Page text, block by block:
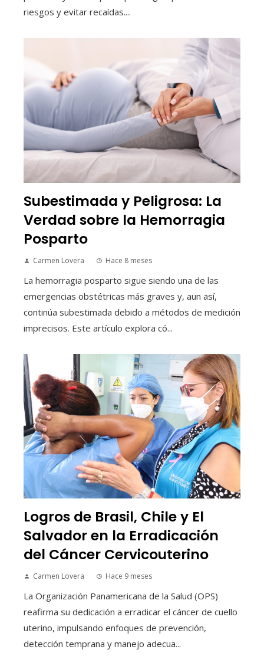
riesgos y evitar recaídas....
Subestimada y Peligrosa: La
Verdad sobre la Hemorragia
Posparto
Carmen Lovera Hace 8 meses
La hemorragia posparto sigue siendo una de las
emergencias obstétricas más graves y, aun así,
continúa subestimada debido a métodos de medición
imprecisos. Este artículo explora có...
Logros de Brasil, Chile y El
Salvador en la Erradicación
del Cáncer Cervicouterino
Carmen Lovera Hace 9 meses
La Organización Panamericana de la Salud (OPS)
reafirma su dedicación a erradicar el cáncer de cuello
uterino, impulsando enfoques de prevención,
detección temprana y manejo adecua...